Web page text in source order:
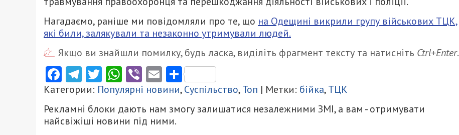
Нагадаємо, раніше ми повідомляли про те, що на Одещині викрили групу військових ТЦК,
які били, залякували та незаконно утримували людей.
Якщо ви знайшли помилку, будь ласка, виділіть фрагмент тексту та натисніть Ctrl+Enter.
Facebook
Telegram
Twitter
WhatsApp
ViberEmailПоділитися
Категории: Популярні новини,Суспільство,Топ | Метки: бійка,ТЦК
Рекламні блоки дають нам змогу залишатися незалежними ЗМІ, а вам - отримувати
найсвіжіші новини під ними.